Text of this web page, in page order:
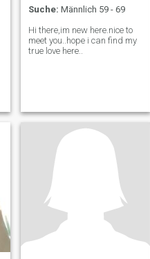
Suche: Männlich 59 - 69
Hi there,im new here.nice to
meet you..hope i can find my
true love here..